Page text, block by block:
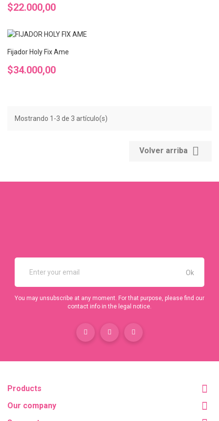
Precio
$22.000,00
Fijador Holy Fix Ame
Precio
$34.000,00
Mostrando 1-3 de 3 artículo(s)
Volver arriba 
You may unsubscribe at any moment. For that purpose, please find our
contact info in the legal notice.
Products
Our company